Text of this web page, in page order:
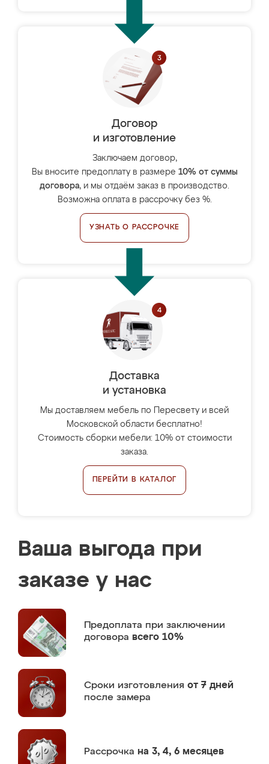
Договор
и изготовление
Заключаем договор,
Вы вносите предоплату в размере 10% от суммы
договора, и мы отдаём заказ в производство.
Возможна оплата в рассрочку без %.
УЗНАТЬ О РАССРОЧКЕ
Доставка
и установка
Мы доставляем мебель по Пересвету и всей
Московской области бесплатно!
Стоимость сборки мебели: 10% от стоимости
заказа.
ПЕРЕЙТИ В КАТАЛОГ
Ваша выгода при
заказе у нас
Предоплата при заключении
договора всего 10%
Сроки изготовления от 7 дней
после замера
Рассрочка на 3, 4, 6 месяцев